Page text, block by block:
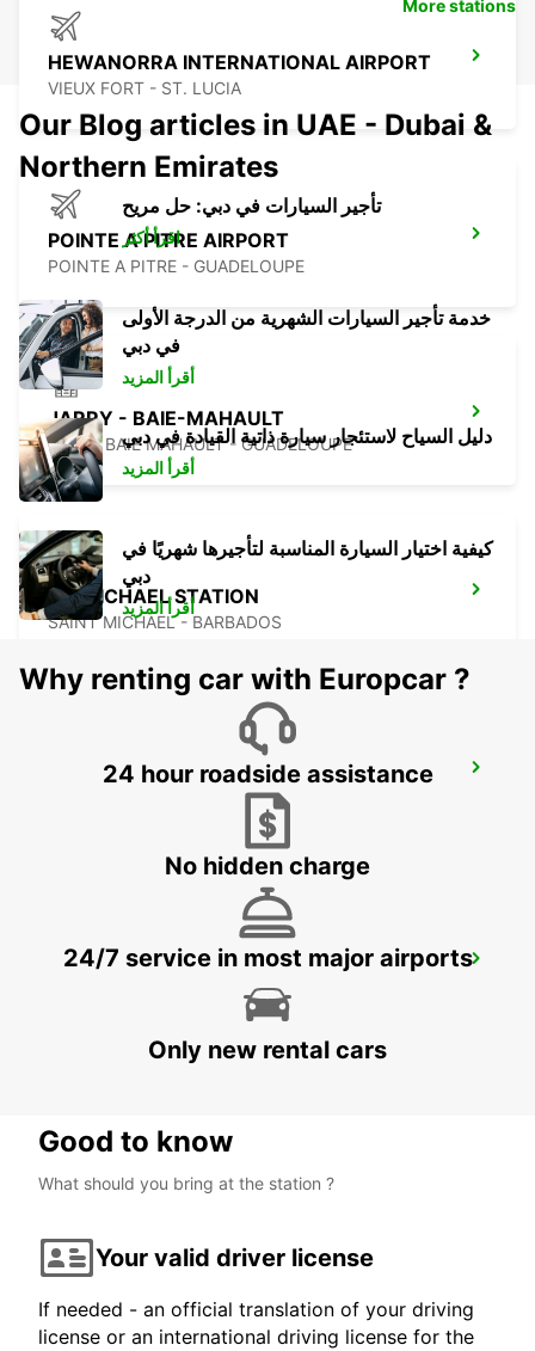
HEWANORRA INTERNATIONAL AIRPORT
VIEUX FORT - ST. LUCIA
POINTE A PITRE AIRPORT
POINTE A PITRE - GUADELOUPE
JARRY - BAIE-MAHAULT
JARRY BAIE MAHAULT - GUADELOUPE
ST. MICHAEL STATION
SAINT MICHAEL - BARBADOS
GRANTLEY ADAMS INTERNATIONAL APT
CHRIST CHURCH - BARBADOS
ANR ROBINSON INTERNATIONAL
CROWN POINT - TRINIDAD AND TOBAGO
More stations
Our Blog articles in UAE - Dubai &
Northern Emirates
تأجير السيارات في دبي: حل مريح
اقرأ أكثر
خدمة تأجير السيارات الشهرية من الدرجة الأولى
في دبي
أقرأ المزيد
دليل السياح لاستئجار سيارة ذاتية القيادة في دبي
أقرأ المزيد
كيفية اختيار السيارة المناسبة لتأجيرها شهريًا في
دبي
أقرأ المزيد
Why renting car with Europcar ?
24 hour roadside assistance
No hidden charge
24/7 service in most major airports
Only new rental cars
Good to know
What should you bring at the station ?
Your valid driver license
If needed - an official translation of your driving
license or an international driving license for the